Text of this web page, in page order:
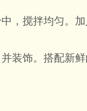
，搅拌均匀。
装饰。搭配新